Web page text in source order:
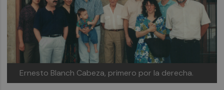
Ernesto Blanch Cabeza, primero por la derecha.